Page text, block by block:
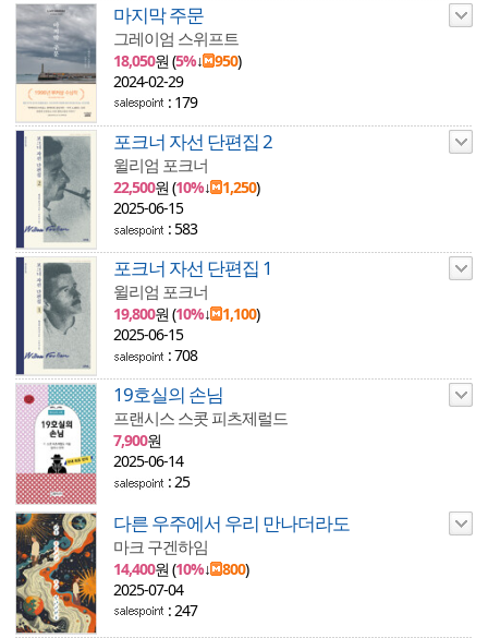
마지막 주문
그레이엄 스위프트
18,050원 (5%↓ 950)
2024-02-29
: 179
포크너 자선 단편집 2
윌리엄 포크너
22,500원 (10%↓ 1,250)
2025-06-15
: 583
포크너 자선 단편집 1
윌리엄 포크너
19,800원 (10%↓ 1,100)
2025-06-15
: 708
19호실의 손님
프랜시스 스콧 피츠제럴드
7,900원
2025-06-14
: 25
다른 우주에서 우리 만나더라도
마크 구겐하임
14,400원 (10%↓ 800)
2025-07-04
: 247